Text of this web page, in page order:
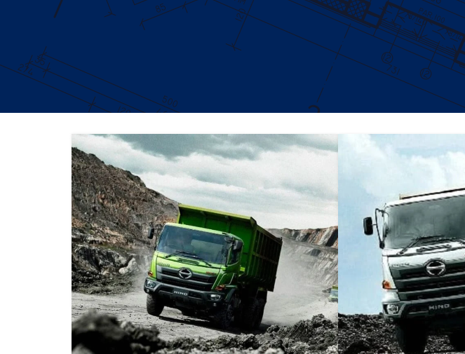
DUMP TRUCK TOOLS
HINO FM 285 JD – Euro2
Find Out More
DUMP TRUCK TOOLS
HINO FM
Find Out More